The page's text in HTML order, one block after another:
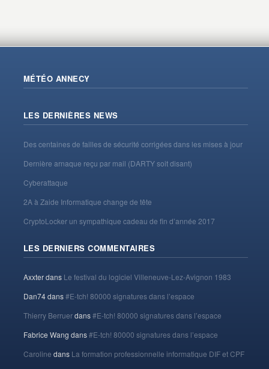
MÉTÉO ANNECY
LES DERNIÈRES NEWS
Des centaines de failles de sécurité corrigées dans les mises à jour
Dernière arnaque reçu par mail (DARTY soit disant)
Cyberattaque
2A à Zaide Informatique change de tête
CryptoLocker un sympathique cadeau de fin d’année 2017
LES DERNIERS COMMENTAIRES
Axxterdans Le festival du logiciel Villeneuve-Lez-Avignon 1983
Dan74dans#E-tch! 80000 signatures dans l’espace
Thierry Berruerdans#E-tch! 80000 signatures dans l’espace
Fabrice Wang dans#E-tch! 80000 signatures dans l’espace
Caroline dans La formation professionnelle informatique DIF et CPF